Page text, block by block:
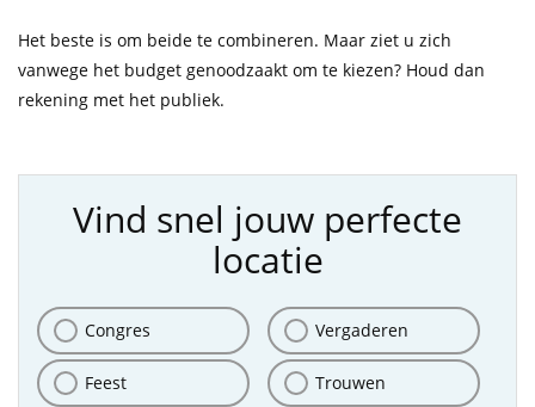
Het beste is om beide te combineren. Maar ziet u zich
vanwege het budget genoodzaakt om te kiezen? Houd dan
rekening met het publiek.
Vind snel jouw perfecte
locatie
Congres Vergaderen
Feest Trouwen